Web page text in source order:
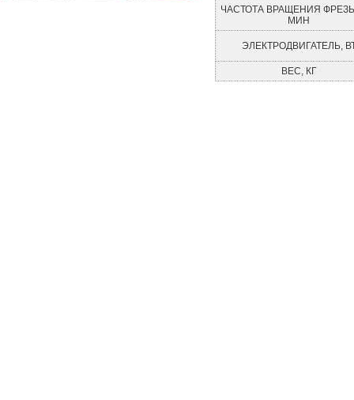
ЧАСТОТА ВРАЩЕНИЯ
МИН
ЭЛЕКТРОДВИГАТЕЛЬ,
ВЕС, КГ